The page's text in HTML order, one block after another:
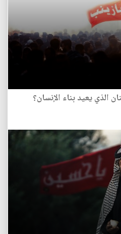
الذي يعيد بناء الإنسان؟